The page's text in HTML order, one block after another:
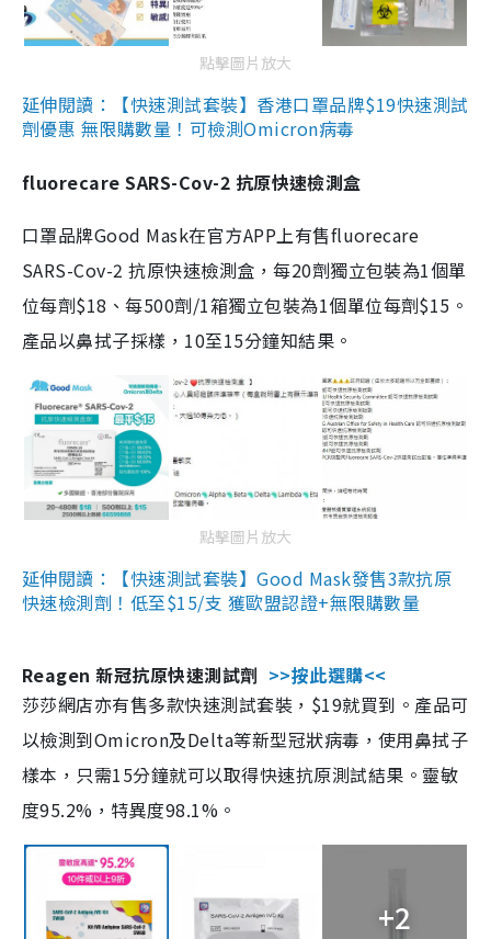
點擊圖片放大
延伸閱讀：【快速測試套裝】香港口罩品牌$19快速測試
劑優惠 無限購數量！可檢測Omicron病毒
fluorecare SARS-Cov-2 抗原快速檢測盒
口罩品牌Good Mask在官方APP上有售fluorecare
SARS-Cov-2 抗原快速檢測盒，每20劑獨立包裝為1個單
位每劑$18、每500劑/1箱獨立包裝為1個單位每劑$15。
產品以鼻拭子採樣，10至15分鐘知結果。
點擊圖片放大
延伸閱讀：【快速測試套裝】Good Mask發售3款抗原
快速檢測劑！低至$15/支 獲歐盟認證+無限購數量
Reagen 新冠抗原快速測試劑 >>按此選購<<
莎莎網店亦有售多款快速測試套裝，$19就買到。產品可
以檢測到Omicron及Delta等新型冠狀病毒，使用鼻拭子
樣本，只需15分鐘就可以取得快速抗原測試結果。靈敏
度95.2%，特異度98.1%。
+2